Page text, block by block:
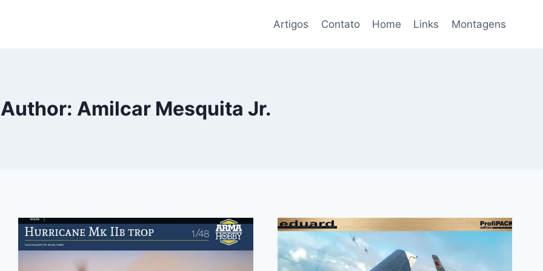
Artigos Contato Home Links Montagens
Author: Amilcar Mesquita Jr.